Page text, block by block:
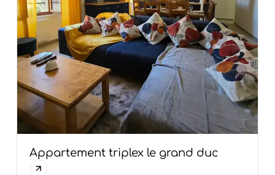
Appartement triplex le grand duc